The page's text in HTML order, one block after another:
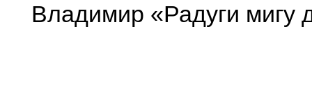
Владимир «Радуги мигу